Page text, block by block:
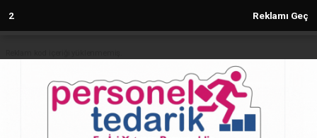
1 Reklamı Geç
Anasayfa
Konya Selçuklu'da evde bakım
yüzleri güldürüyor